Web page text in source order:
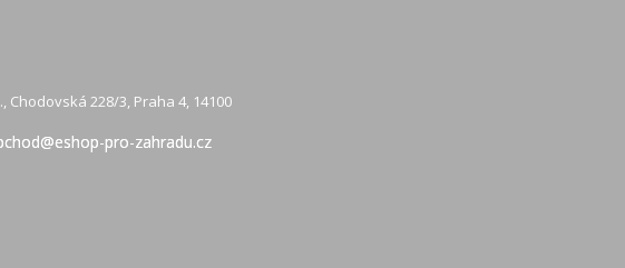
Chodovská 228/3, Praha 4, 14100
pro-zahradu.cz